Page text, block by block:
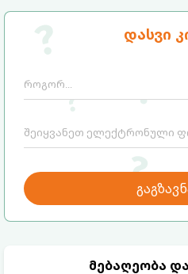
დასვი
მებაღეობა
მათი ეფექტი